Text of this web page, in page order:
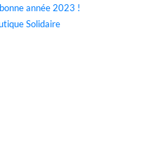
année 2023 !
Solidaire